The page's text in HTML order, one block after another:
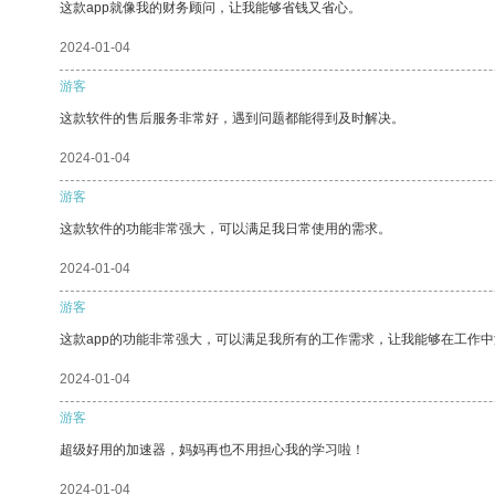
这款app就像我的财务顾问，让我能够省钱又省心。
2024-01-04
游客
这款软件的售后服务非常好，遇到问题都能得到及时解决。
2024-01-04
游客
这款软件的功能非常强大，可以满足我日常使用的需求。
2024-01-04
游客
这款app的功能非常强大，可以满足我所有的工作需求，让我能够在工作中
2024-01-04
游客
超级好用的加速器，妈妈再也不用担心我的学习啦！
2024-01-04